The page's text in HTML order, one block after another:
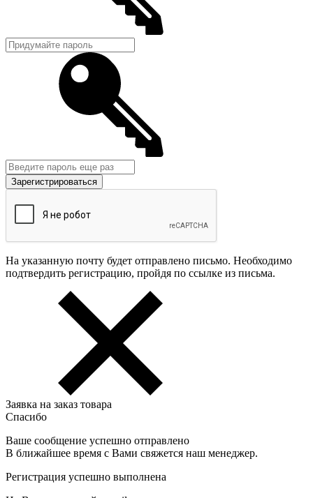
На указанную почту будет отправлено письмо. Необходимо
подтвердить регистрацию, пройдя по ссылке из письма.
Заявка на заказ товара
Спасибо
Ваше сообщение успешно отправлено
В ближайшее время с Вами свяжется наш менеджер.
Регистрация успешно выполнена